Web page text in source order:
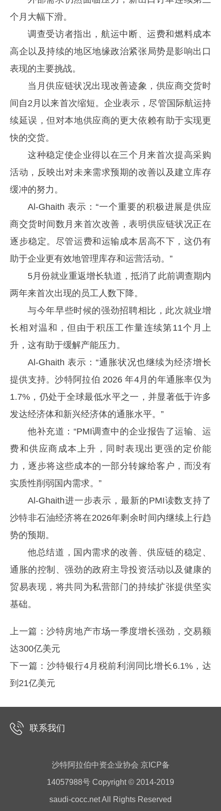
个月大幅下滑。
调查受访者指出，航运中断、运费和燃料成本
高企以及持续的地区地缘政治紧张局势是影响出口
表现的主要挑战。
当月供应链状况出现改善迹象，供应商交货时
间自2月以来首次缩短。企业表示，尽管国际航运持
续延误，但对本地供应商的更大依赖有助于实现更
快的交货。
这种稳定使企业得以在三个月来首次提高采购
活动，反映出对未来需求预期的改善以及建立库存
缓冲的努力。
Al-Ghaith 表示：“一个重要的积极进展是供应
商交货时间数月来首次改善，表明供应链状况正在
逐步稳定。尽管运费和运输成本居高不下，这仍有
助于企业更有效地管理库存和运营活动。”
5月份就业重返增长轨道，抵消了此前调查期内
两年来首次出现的员工人数下降。
与今年早些时候的强劲招聘相比，此次就业增
长相对温和，但由于积压工作量连续第11个月上
升，这有助于缓解产能压力。
Al-Ghaith 表示：“通胀状况也继续为经济增长
提供支持。沙特阿拉伯 2026 年4月的年通胀率仅为
1.7%，仍处于全球最低水平之一，并显著低于许多
发达经济体和新兴经济体的通胀水平。”
他补充道：“PMI调查中的企业报告了运输、运
费和供应商成本上升，同时表现出更强的定价能
力，逐步将这些成本的一部分转嫁给客户，而没有
实质性削弱国内需求。”
Al-Ghaith进一步表示，最新的PMI读数支持了
沙特非石油经济将在2026年剩余时间内继续上行趋
势的预期。
他总结道，国内需求的改善、供应链的稳定、
通胀的控制、强劲的政府主导投资活动以及健康的
贸易表现，将共同为私营部门的持续扩张提供坚实
基础。
上一篇：沙特房地产市场一季度增长强劲，交易额
达300亿美元
下一篇： 沙特银行4月税前利润同比增长6.1%，达
到21亿美元
联系我们
沙特阿拉伯中资企业协会 京ICP备
14057988号 Copyright © 2014-2019
saudi-cocc.net All Rights Reserved